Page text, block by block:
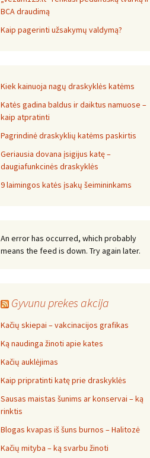
BCA draudimą
Kaip pagerinti užsakymų valdymą?
Kiek kainuoja nagų draskyklės katėms
Katės gadina baldus ir daiktus namuose –
kaip atpratinti
Pagrindinė draskyklių katėms paskirtis
Geriausia dovana įsigijus katę –
daugiafunkcinės draskyklės
9 laimingos katės įsakų šeimininkams
An error has occurred, which probably
means the feed is down. Try again later.
Gyvunu prekes akcija
Kačių skiepai – vakcinacijos grafikas
Ką naudinga žinoti apie kates
Kačių auklėjimas
Kaip pripratinti katę prie draskyklės
Sausas maistas šunims ar konservai – ką
rinktis
Blogas kvapas iš šuns burnos – Halitozė
Kačių mityba – ką svarbu žinoti